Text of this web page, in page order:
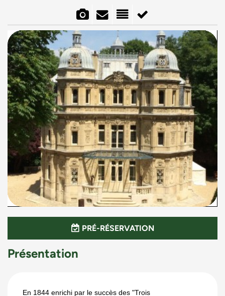
PRÉ-RÉSERVATION
Présentation
En 1844 enrichi par le succès des "Trois